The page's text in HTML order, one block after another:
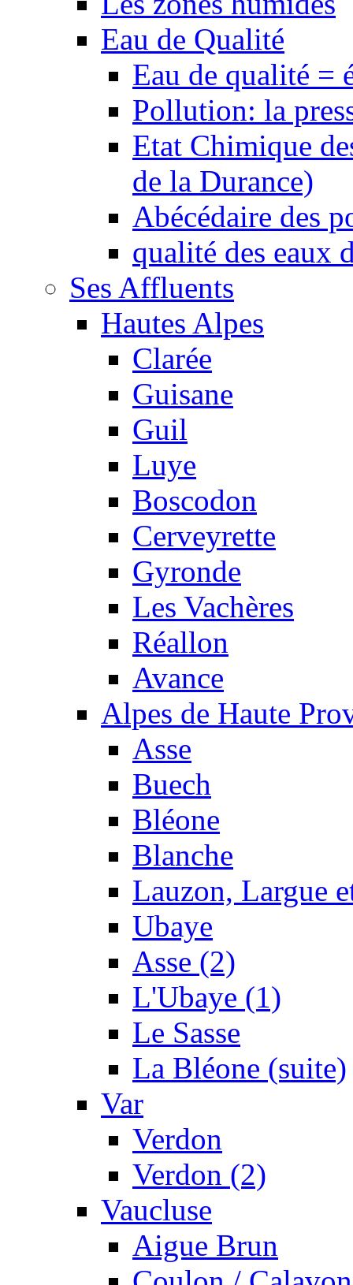
Eau de Qualité
Eau de qualité =
Pollution: la
Etat Chimique
de la Durance)
Abécédaire des
qualité des eaux
Ses Affluents
Hautes Alpes
Clarée
Guisane
Guil
Luye
Boscodon
Cerveyrette
Gyronde
Les Vachères
Réallon
Avance
Alpes de Haute
Asse
Buech
Bléone
Blanche
Lauzon, Largue
Ubaye
Asse (2)
L'Ubaye (1)
Le Sasse
La Bléone (suite)
Var
Verdon
Verdon (2)
Vaucluse
Aigue Brun